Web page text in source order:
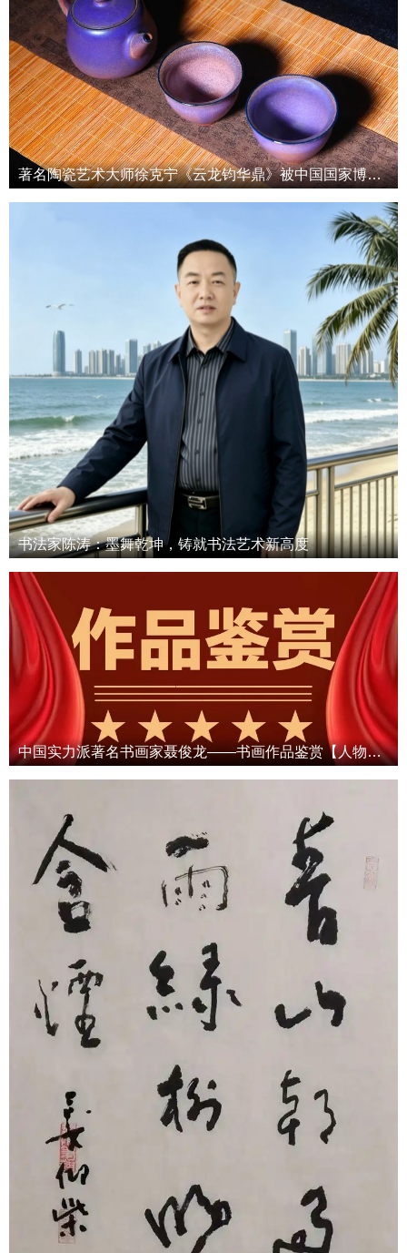
著名陶瓷艺术大师徐克宁《云龙钧华鼎》被中国国家博物馆收藏
书法家陈涛：墨舞乾坤，铸就书法艺术新高度
中国实力派著名书画家聂俊龙——书画作品鉴赏【人物艺术专访】